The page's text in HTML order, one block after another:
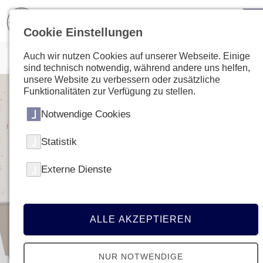
Cookie Einstellungen
Auch wir nutzen Cookies auf unserer Webseite. Einige
sind technisch notwendig, während andere uns helfen,
unsere Website zu verbessern oder zusätzliche
Funktionalitäten zur Verfügung zu stellen.
Notwendige Cookies
Statistik
Externe Dienste
ALLE AKZEPTIEREN
NUR NOTWENDIGE